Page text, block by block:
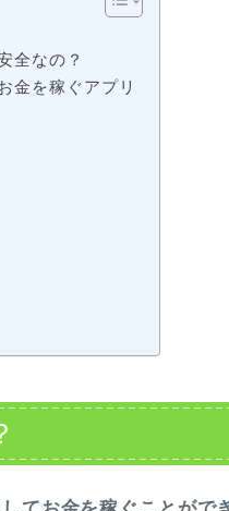
全なの？
金を稼ぐアプリ